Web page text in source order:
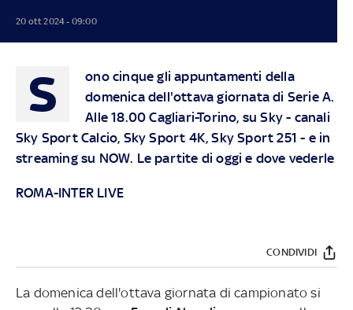
20 ott 2024 - 09:00
S
ono cinque gli appuntamenti della
domenica dell'ottava giornata di Serie A.
Alle 18.00 Cagliari-Torino, suSky - canali
Sky Sport Calcio, Sky Sport 4K, Sky Sport 251 - e in
streaming su NOW. Le partite di oggi e dove vederle
ROMA-INTER LIVE
CONDIVIDI
La domenica dell'ottava giornata di campionato si